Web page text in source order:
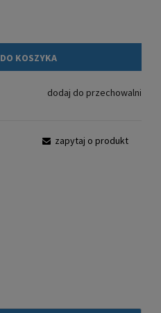
DO KOSZYKA
dodaj do przechowalni
zapytaj o produkt